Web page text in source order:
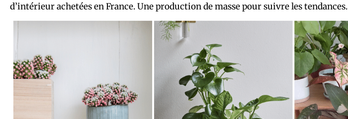
d’intérieur achetées en France. Une production de masse pour suivre les tendances.